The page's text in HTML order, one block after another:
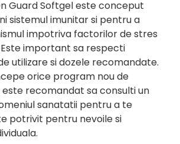
Guard Softgel este conceput
sistemul imunitar si pentru a
impotriva factorilor de stres
important sa respecti
utilizare si dozele recomandate.
orice program nou de
recomandat sa consulti un
sanatatii pentru a te
potrivit pentru nevoile si